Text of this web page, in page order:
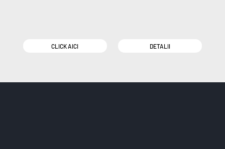
CLICK AICI DETALII